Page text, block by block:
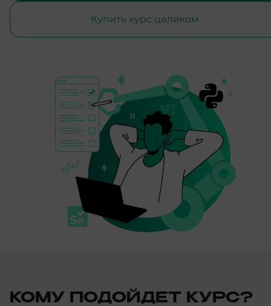
Купить курс целиком
КОМУ ПОДОЙДЕТ КУРС?